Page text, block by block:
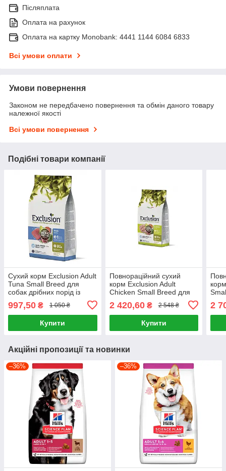
Післяплата
Оплата на рахунок
Оплата на картку Monobank: 4441 1144 6084 6833
Всі умови оплати
Умови повернення
Законом не передбачено повернення та обмін даного товару
належної якості
Всі умови повернення
Подібні товари компанії
Сухий корм Exclusion Adult
Tuna Small Breed для
собак дрібних порід із
997,50 ₴ 1 050 ₴
Купити
Повнораційний сухий
корм Exclusion Adult
Chicken Small Breed для
дорослих собак дрібних
порід з куркою 7 кг
2 420,60₴ 2 548 ₴
Купити
2
Акційні пропозиції та новинки
–36% –36%